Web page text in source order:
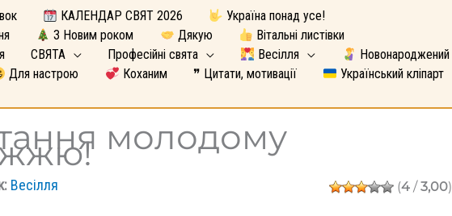
КАЛЕНДАР СВЯТ 2026
Україна понад усе!
З Новим роком Дякую
Вітальні листівки
СВЯТА Професійні свята Весілля
Новонароджений
Для настрою Коханим ❞ Цитати, мотивації
Український кліпарт
молодому
Весілля (4 /3,00)